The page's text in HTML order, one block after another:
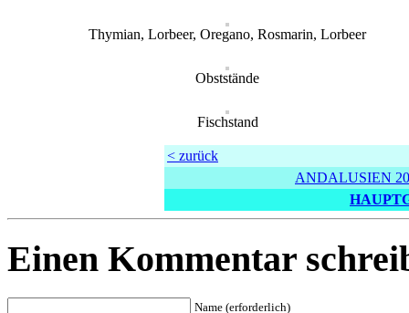
Thymian, Lorbeer, Oregano, Rosmarin, Lorbeer
Obststände
Fischstand
< zurück
ANDALUSIEN
Einen Kommentar
Name (erforderlich)